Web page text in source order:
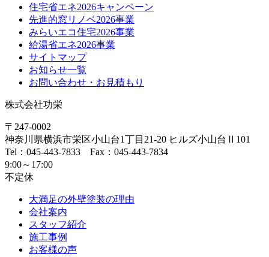
住宅省エネ2026キャンペーン
先進的窓リノベ2026事業
みらいエコ住宅2026事業
給湯省エネ2026事業
サイトマップ
お知らせ一覧
お問い合わせ・お見積もり
株式会社功栄
〒247-0002
神奈川県横浜市栄区小山台1丁目21-20 ヒルズ小山台Ⅱ101
Tel：045-443-7833 Fax：045-443-7834
9:00～17:00
不定休
大満足の外壁塗装の理由
会社案内
スタッフ紹介
施工事例
お客様の声